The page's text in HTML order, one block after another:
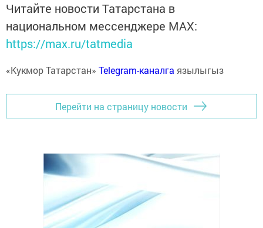
Читайте новости Татарстана в
национальном мессенджере MАХ:
https://max.ru/tatmedia
«Кукмор Татарстан» Telegram-каналга язылыгыз
Перейти на страницу новости